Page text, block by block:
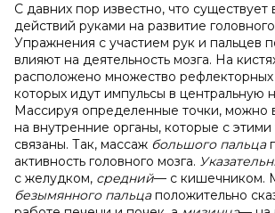
С давних пор известно, что существует
действий руками на развитие
Упражнения с участием рук и пальцев
влияют на деятельность мозга. На
расположено множество рефлекторных
которых идут импульсы в центральную
Массируя определенные точки, можно
на внутренние органы, которые с этими
связаны. Так, массаж большого пальца
активность головного мозга.
с желудком, средний— с кишечником.
безымянного пальцаположительно